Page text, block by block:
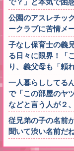
で？」と本気で困
公園のアスレチッ
ークラブに苦情メ
子なし保育士の義
る日々に限界！「
り、義父母も「頼
一人暮らししてる
で「この部屋のヤ
などと言う人が２
従兄弟の子の名前
聞いて渋い名前だ